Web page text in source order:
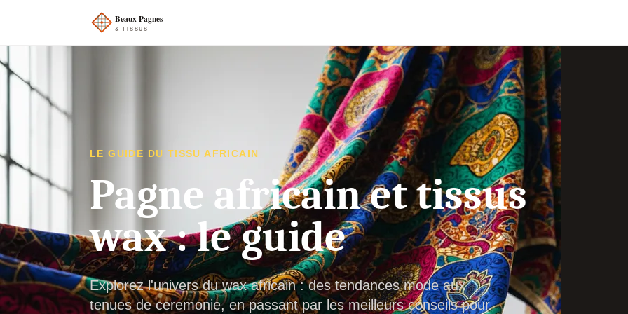
LE GUIDE DU TISSU AFRICAIN
Pagne africain et tissus
wax : le guide
Explorez l'univers du wax africain : des tendances mode aux
tenues de ceremonie, en passant par les meilleurs conseils pour